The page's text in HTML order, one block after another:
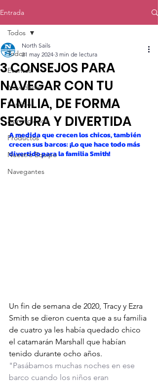
Entrada
Todos
Eventos
Novedades
Servicios
Aprendiendo
Productos
Nuestro Equipo
Navegantes
Todos
3 CONSEJOS PARA
NAVEGAR CON TU
FAMILIA, DE FORMA
SEGURA Y DIVERTIDA
North Sails
21 may 2024 3 min de lectura
A medida que crecen los chicos, también
crecen sus barcos: ¡Lo que hace todo más
divertido para la familia Smith!
Un fin de semana de 2020, Tracy y Ezra
Smith se dieron cuenta que a su familia
de cuatro ya les había quedado chico
el catamarán Marshall que habían
tenido durante ocho años.
"Pasábamos muchas noches en ese
barco cuando los niños eran